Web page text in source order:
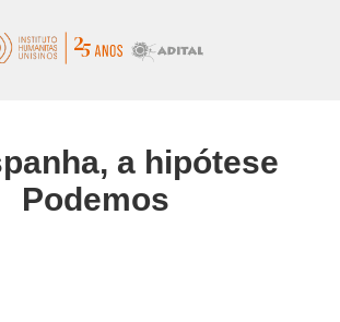
a hipótese
Podemos